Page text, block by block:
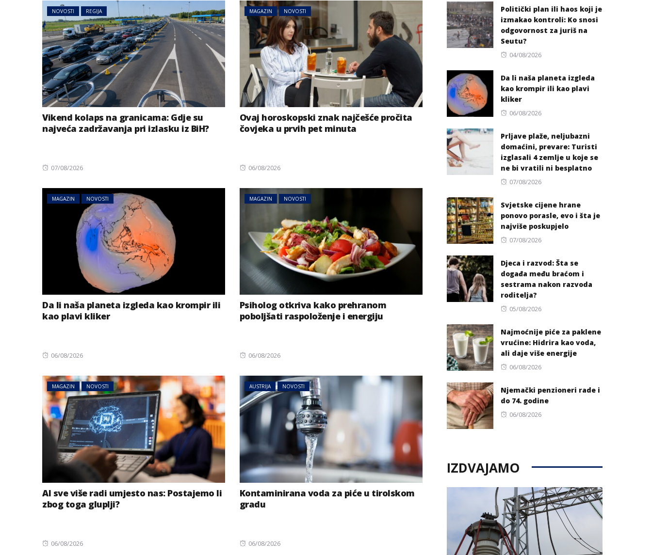
NOVOSTI REGIJA
Vikend kolaps na granicama: Gdje su
najveća zadržavanja pri izlasku iz BiH?
Posted
07/08/2026
MAGAZIN NOVOSTI
Ovaj horoskopski znak najčešće pročita
čovjeka u prvih pet minuta
Posted
06/08/2026
MAGAZIN NOVOSTI
Da li naša planeta izgleda kao krompir ili
kao plavi kliker
Posted
06/08/2026
MAGAZIN NOVOSTI
Psiholog otkriva kako prehranom
poboljšati raspoloženje i energiju
Posted
06/08/2026
MAGAZIN NOVOSTI
AI sve više radi umjesto nas: Postajemo li
zbog toga gluplji?
Posted
06/08/2026
AUSTRIJA NOVOSTI
Kontaminirana voda za piće u tirolskom
gradu
Posted
06/08/2026
Politički plan ili haos koji je
izmakao kontroli: Ko snosi
odgovornost za juriš na
Seutu?
Posted
04/08/2026
Da li naša planeta izgleda
kao krompir ili kao plavi
kliker
Posted
06/08/2026
Prljave plaže, neljubazni
domaćini, prevare: Turisti
izglasali 4 zemlje u koje se
ne bi vratili ni besplatno
Posted
07/08/2026
Svjetske cijene hrane
ponovo porasle, evo i šta je
najviše poskupjelo
Posted
07/08/2026
Djeca i razvod: Šta se
događa među braćom i
sestrama nakon razvoda
roditelja?
Posted
05/08/2026
Najmoćnije piće za paklene
vrućine: Hidrira kao voda,
ali daje više energije
Posted
06/08/2026
Njemački penzioneri rade i
do 74. godine
Posted
06/08/2026
IZDVAJAMO